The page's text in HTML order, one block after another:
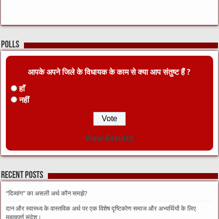
Polls
आपके अपने जिले के विधायक के काम से क्या आप संतुष्ट हैं ?
हाँ
नहीं
View Results
Recent Posts
“दिव्यांग” का असली अर्थ कौन समझे?
दान और स्वास्थ्य के वास्तविक अर्थ पर एक विशेष दृष्टिकोण समाज और अभ्यर्थियों के लिए
महत्वपूर्ण संदेश।